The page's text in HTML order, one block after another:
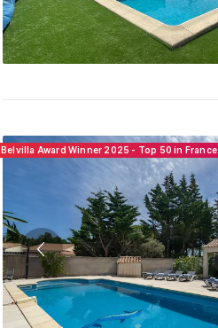
Belvilla Award Winner 2025 - Top 50 in France